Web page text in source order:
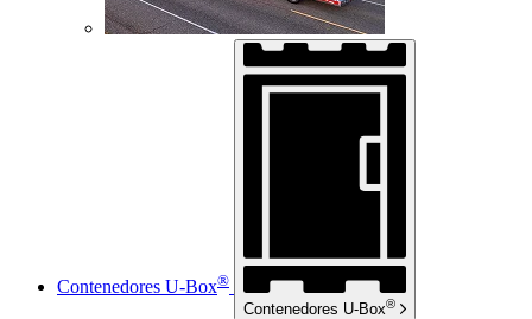
Contenedores U-Box®
Contenedores U-Box®